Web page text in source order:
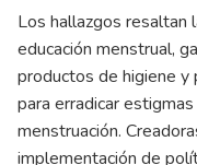
Los hallazgos resaltan
educación menstrual,
productos de higiene y
para erradicar
menstruación.
implementación de